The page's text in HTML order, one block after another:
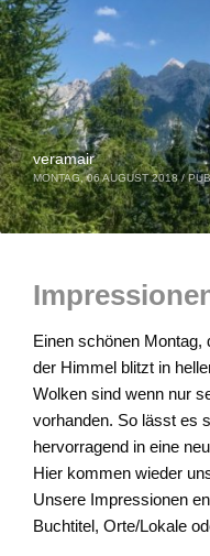
veramair
MONTAG, 06 AUGUST 2018 /
Einen schönen Montag,
der Himmel blitzt in
Wolken sind wenn nur
vorhanden. So lässt es
hervorragend in eine
Hier kommen wieder
Unsere Impressionen
Buchtitel, Orte/Lokale